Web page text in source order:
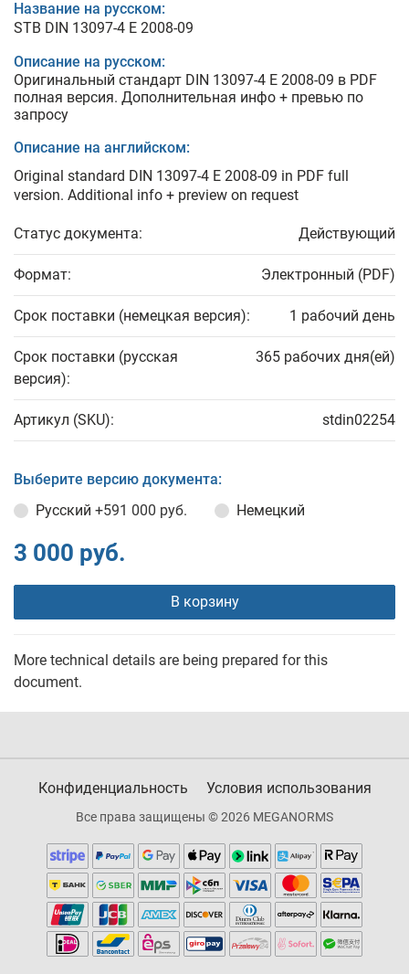
Название на русском:
STB DIN 13097-4 E 2008-09
Описание на русском:
Оригинальный стандарт DIN 13097-4 E 2008-09 в PDF
полная версия. Дополнительная инфо + превью по
запросу
Описание на английском:
Original standard DIN 13097-4 E 2008-09 in PDF full
version. Additional info + preview on request
Статус документа: Действующий
Формат: Электронный (PDF)
Срок поставки (немецкая версия): 1 рабочий день
Срок поставки (русская
версия):
365 рабочих дня(ей)
Артикул (SKU): stdin02254
Выберите версию документа:
Русский +591 000 руб. Немецкий
3 000 руб.
В корзину
More technical details are being prepared for this
document.
Конфиденциальность Условия использования
Все права защищены © 2026 MEGANORMS